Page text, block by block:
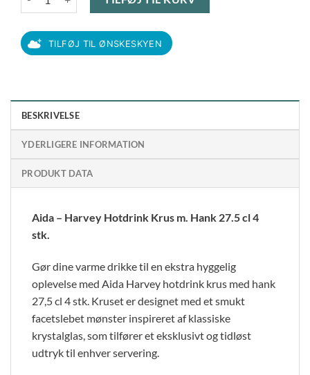
TILFØJ TIL ØNSKESKYEN
BESKRIVELSE
YDERLIGERE INFORMATION
PRODUKT DATA
Aida – Harvey Hotdrink Krus m. Hank 27.5 cl 4
stk.
Gør dine varme drikke til en ekstra hyggelig
oplevelse med Aida Harvey hotdrink krus med hank
27,5 cl 4 stk. Kruset er designet med et smukt
facetslebet mønster inspireret af klassiske
krystalglas, som tilfører et eksklusivt og tidløst
udtryk til enhver servering.